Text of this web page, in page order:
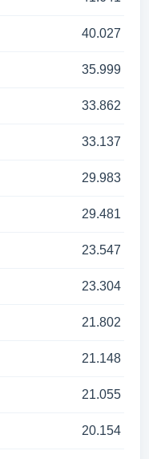
40.027
35.999
33.862
33.137
29.983
29.481
23.547
23.304
21.802
21.148
21.055
20.154